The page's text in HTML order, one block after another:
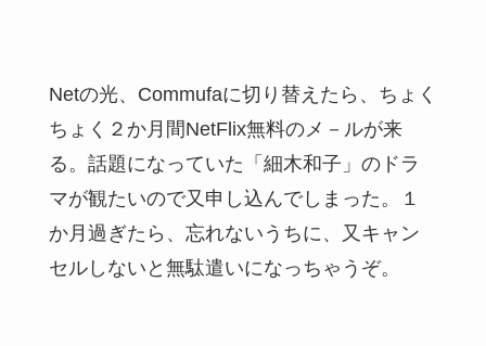
Netの光、Commufaに切り替えたら、ちょく
ちょく２か月間NetFlix無料のメ－ルが来
る。話題になっていた「細木和子」のドラ
マが観たいので又申し込んでしまった。１
か月過ぎたら、忘れないうちに、又キャン
セルしないと無駄遣いになっちゃうぞ。